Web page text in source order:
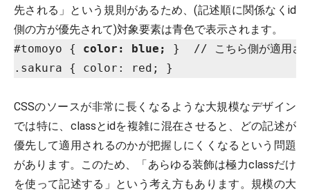
先される」という規則があるため、(記述順に関係なくid
側の方が優先されて)対象要素は青色で表示されます。
#tomoyo { color: blue;
}  // こちら側が適用さ
CSSのソースが非常に長くなるような大規模なデザイン
では特に、classとidを複雑に混在させると、どの記述が
優先して適用されるのかが把握しにくくなるという問題
があります。このため、「あらゆる装飾は極力classだけ
を使って記述する」という考え方もあります。規模の大